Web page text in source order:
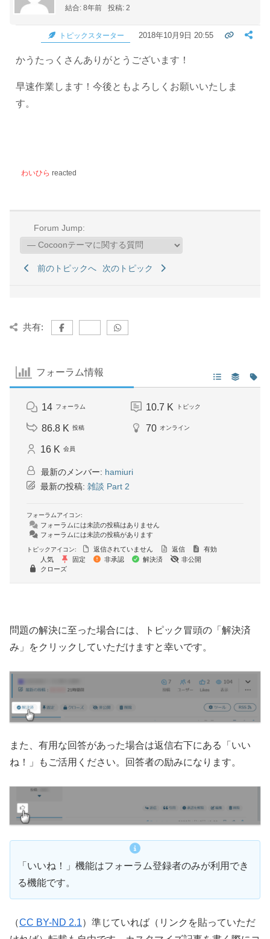
結合: 8年前
投稿: 2
トピックスターター 2018年10月9日 20:55
かうたっくさんありがとうございます！
早速作業します！今後ともよろしくお願いいたしま
す。
わいひら reacted
Forum Jump:
前のトピックへ 次のトピック
共有:
フォーラム情報
14 フォーラム 10.7 K トピック
86.8 K 投稿 70 オンライン
16 K 会員
最新のメンバー: hamiuri
最新の投稿: 雑談 Part 2
フォーラムアイコン:
フォーラムには未読の投稿はありません
フォーラムには未読の投稿があります
トピックアイコン: 返信されていません 返信
有効
人気
固定 非承認 解決済
非公開
クローズ
問題の解決に至った場合には、トピック冒頭の「解決済
み」をクリックしていただけますと幸いです。
また、有用な回答があった場合は返信右下にある「いい
ね！」もご活用ください。回答者の励みになります。
「いいね！」機能はフォーラム登録者のみが利用でき
る機能です。
（CC BY-ND 2.1）準じていれば（リンクを貼っていただ